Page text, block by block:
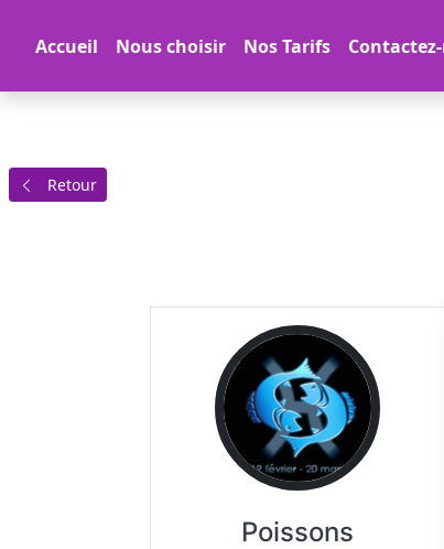
Accueil Nous choisir Nos Tarifs
Retour
Poissons